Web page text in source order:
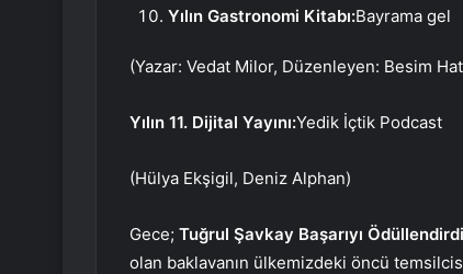
Yılın Gastronomi Kitabı:Bayrama gel
(Yazar: Vedat Milor, Düzenleyen: Besim
Yılın 11. Dijital Yayını:Yedik İçtik Podcast
(Hülya Ekşigil, Deniz Alphan)
Gece; Tuğrul Şavkay Başarıyı Ödüllendirdi
olan baklavanın ülkemizdeki öncü